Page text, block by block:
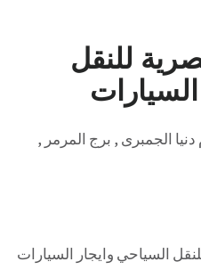
للنقل
دنيا الجمبرى , برج المرمر ,
السياحي وايجار السيارات